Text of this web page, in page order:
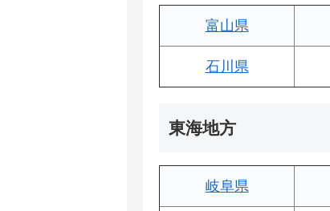
富山県
石川県
東海地方
岐阜県